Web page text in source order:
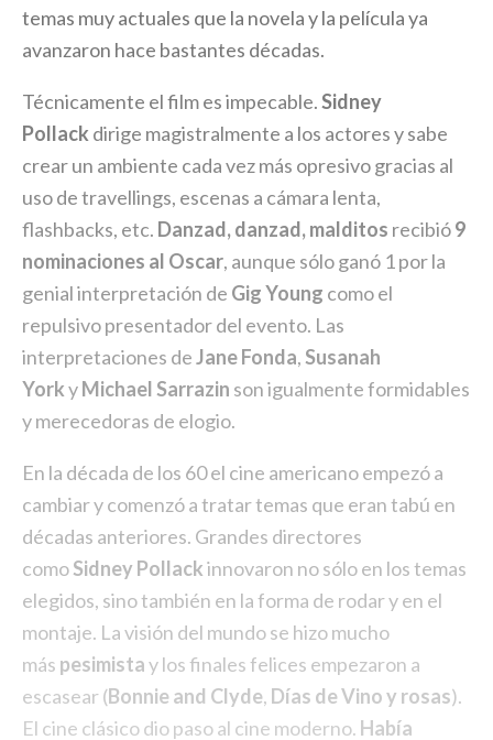
temas muy actuales que la novela y la película ya
avanzaron hace bastantes décadas.
Técnicamente el film es impecable.Sidney
Pollack dirige magistralmente a los actores y sabe
crear un ambiente cada vez más opresivo gracias al
uso de travellings, escenas a cámara lenta,
flashbacks, etc. Danzad, danzad, malditos recibió9
nominaciones al Oscar, aunque sólo ganó 1 por la
genial interpretación de Gig Young como el
repulsivo presentador del evento. Las
interpretaciones deJane Fonda,Susanah
YorkyMichael Sarrazin son igualmente formidables
y merecedoras de elogio.
En la década de los 60 el cine americano empezó a
cambiar y comenzó a tratar temas que eran tabú en
décadas anteriores. Grandes directores
comoSidney Pollackinnovaron no sólo en los temas
elegidos, sino también en la forma de rodar y en el
montaje. La visión del mundo se hizo mucho
más pesimistay los finales felices empezaron a
escasear (Bonnie and Clyde, Días de Vino y rosas).
El cine clásico dio paso al cine moderno. Había